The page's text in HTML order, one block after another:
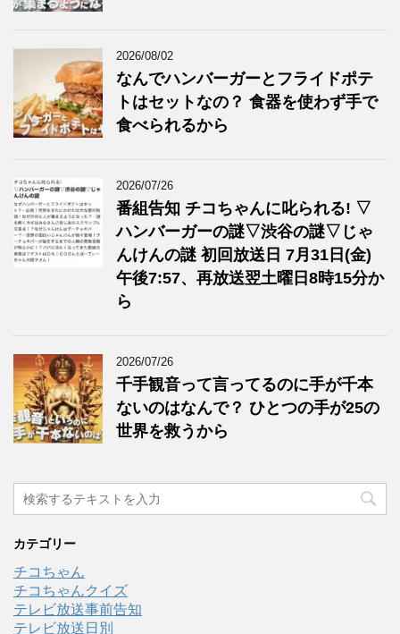
2026/08/02
なんでハンバーガーとフライドポテ
トはセットなの？ 食器を使わず手で
食べられるから
2026/07/26
番組告知 チコちゃんに叱られる! ▽
ハンバーガーの謎▽渋谷の謎▽じゃ
んけんの謎 初回放送日 7月31日(金)
午後7:57、再放送翌土曜日8時15分か
ら
2026/07/26
千手観音って言ってるのに手が千本
ないのはなんで？ ひとつの手が25の
世界を救うから
カテゴリー
チコちゃん
チコちゃんクイズ
テレビ放送事前告知
テレビ放送日別